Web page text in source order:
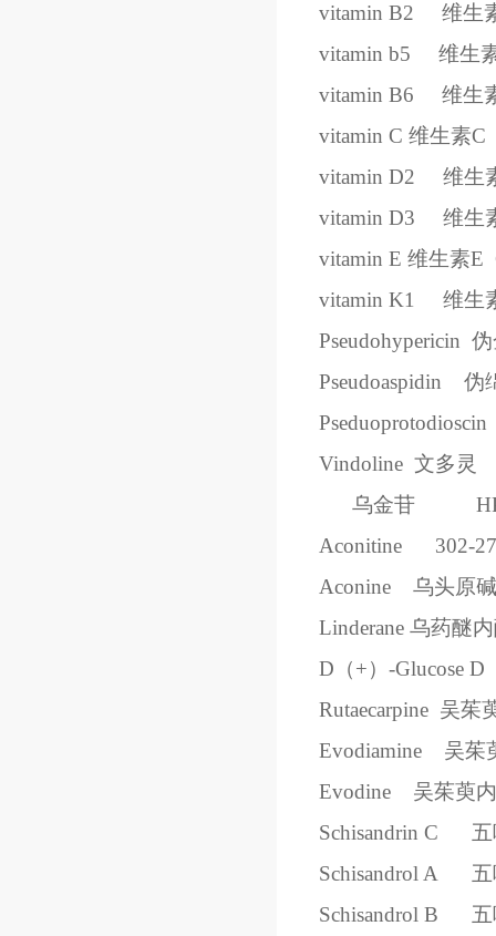
vitamin B2
维生
vitamin b5
维生
vitamin B6
维生
vitamin C 维生素C
vitamin D2
维生
vitamin D3
维生
vitamin E 维生素E
vitamin K1
维生
Pseudohypericin
Pseudoaspidin
伪
Pseduoprotodioscin
Vindoline 文多灵
乌金苷
Aconitine
302-
Aconine
乌头原碱
Linderane 乌药醚
D（+）-Glucose D
Rutaecarpine 吴茱
Evodiamine
吴茱
Evodine
吴茱萸
Schisandrin C
Schisandrol A
Schisandrol B